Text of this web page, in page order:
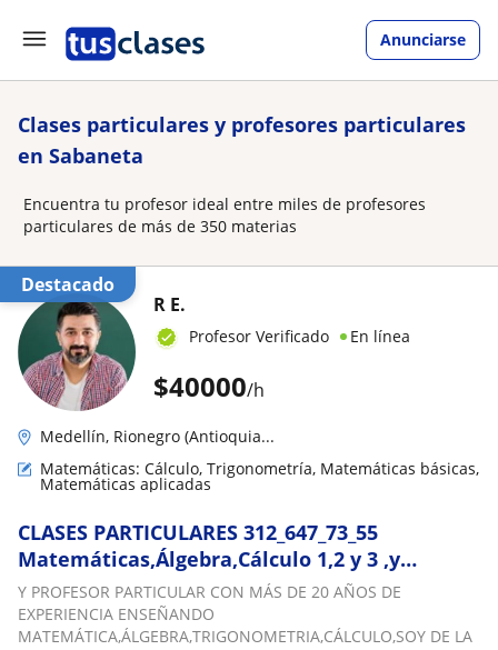
Anunciarse
Clases particulares y profesores particulares
en Sabaneta
Encuentra tu profesor ideal entre miles de profesores
particulares de más de 350 materias
Destacado
$40000/h
R E.
Profesor Verificado En línea
Medellín, Rionegro (Antioquia...
Matemáticas: Cálculo, Trigonometría, Matemáticas básicas,
Matemáticas aplicadas
CLASES PARTICULARES 312_647_73_55
Matemáticas,Álgebra,Cálculo 1,2 y 3 ,y
otras.En Medellín,Y LLano Grande (Rionegro
Antioquia) EAFIT, EIA,
UNAL,UDEA,UCO,UANDES,UJAVERIANA
Y PROFESOR PARTICULAR CON MÁS DE 20 AÑOS DE
EXPERIENCIA ENSEÑANDO
MATEMÁTICA,ÁLGEBRA,TRIGONOMETRIA,CÁLCULO,SOY DE LA